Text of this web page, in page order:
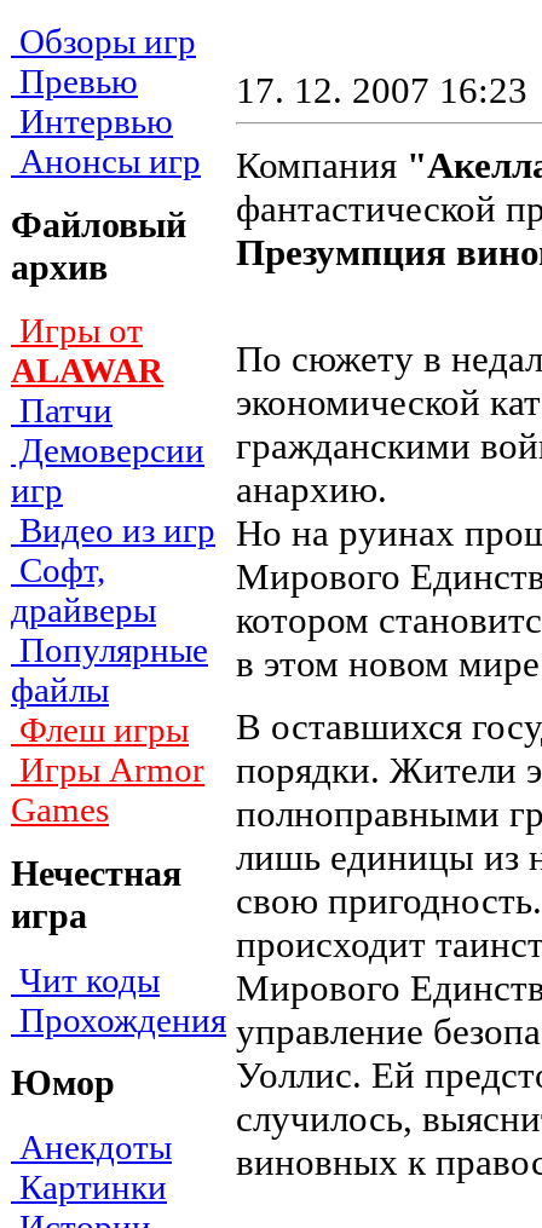
Обзоры игр
Превью
Интервью
Анонсы игр
Файловый
архив
Игры от
ALAWAR
Патчи
Демоверсии
игр
Видео из игр
Софт,
драйверы
Популярные
файлы
Флеш игры
Игры Armor
Games
Нечестная
игра
Чит коды
Прохождения
Юмор
Анекдоты
Картинки
17. 12. 2007 16:23
Компания
фантастической
Презумпция
По сюжету в
экономической
гражданскими
анархию.
Но на руинах
Мирового
котором
в этом новом
В оставшихся
порядки. Жители
полноправными
лишь единицы из
свою
происходит
Мирового
управление
Уоллис. Ей
случилось,
виновных к